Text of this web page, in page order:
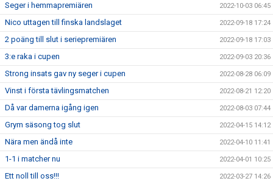
Seger i hemmapremiären 2022-10-03 06:45
Nico uttagen till finska landslaget 2022-09-18 17:24
2 poäng till slut i seriepremiären 2022-09-18 17:03
3:e raka i cupen 2022-09-03 20:36
Strong insats gav ny seger i cupen 2022-08-28 06:09
Vinst i första tävlingsmatchen 2022-08-21 12:20
Då var damerna igång igen 2022-08-03 07:44
Grym säsong tog slut 2022-04-15 14:12
Nära men ändå inte 2022-04-10 11:41
1-1 i matcher nu 2022-04-01 10:25
Ett noll till oss!!! 2022-03-27 14:26